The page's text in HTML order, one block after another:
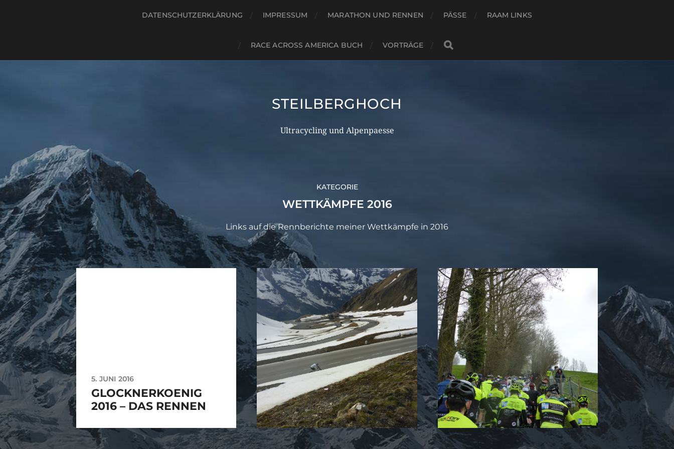
DATENSCHUTZERKLÄRUNG IMPRESSUM MARATHON UND RENNEN PÄSSE RAAM LINKS
RACE ACROSS AMERICA BUCH VORTRÄGE
STEILBERGHOCH
Ultracycling und Alpenpaesse
KATEGORIE
WETTKÄMPFE 2016
Links auf die Rennberichte meiner Wettkämpfe in 2016
5. JUNI 2016
GLOCKNERKOENIG
2016 – DAS RENNEN